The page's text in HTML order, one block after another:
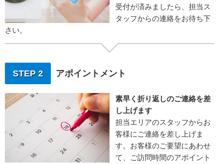
受付が済みましたら、担当ス
タッフからの連絡をお待ち下
さい。
STEP 2 アポイントメント
素早く折り返しのご連絡を差
し上げます
担当エリアのスタッフからお
客様にご連絡を差し上げま
す。お客様のご要望にあわせ
て、ご訪問時間のアポイント